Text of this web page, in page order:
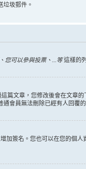
圾郵件。
您可以參與投票、...等這樣的
篇文章，您修改後會在文章
會員無法刪除已經有人回覆的
加簽名。您也可以在您的個人